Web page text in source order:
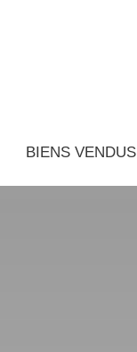
BIENS VENDUS